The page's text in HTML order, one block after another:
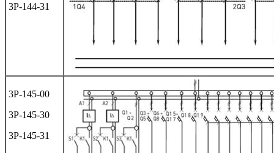
3Р-144-31
3Р-145-00
3Р-145-30
3Р-145-31